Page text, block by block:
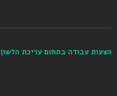
הצעות עבודה בתחום עריכת הלשון